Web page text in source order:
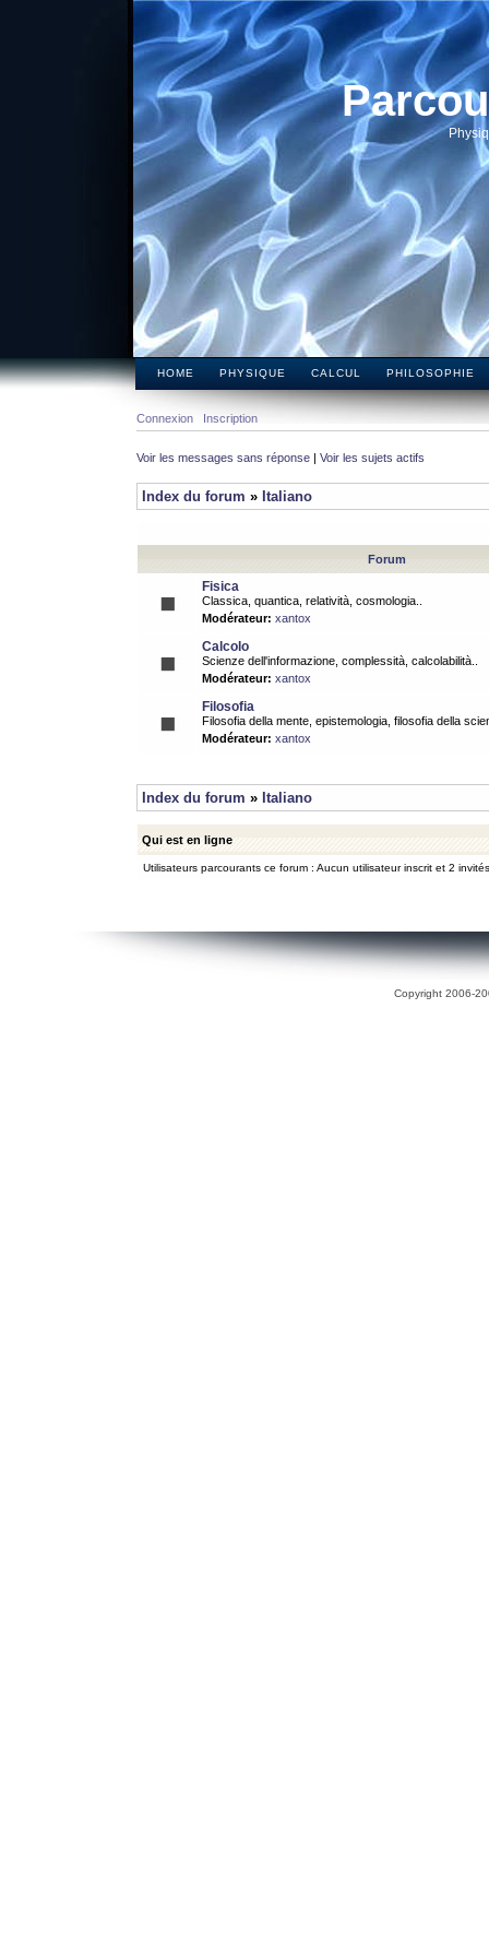
HOME PHYSIQUE CALCUL PHILOSOPHIE
Connexion Inscription
Voir les messages sans réponse | Voir les sujets actifs
Index du forum » Italiano
Forum
Fisica
Classica, quantica, relatività, cosmologia..
Modérateur: xantox
Calcolo
Scienze dell'informazione, complessità, calcolabilità..
Modérateur: xantox
Filosofia
Filosofia della mente, epistemologia, filosofia della
Modérateur: xantox
Index du forum » Italiano
Qui est en ligne
Utilisateurs parcourants ce forum : Aucun utilisateur inscrit et 2 invités
Copyright 2006-